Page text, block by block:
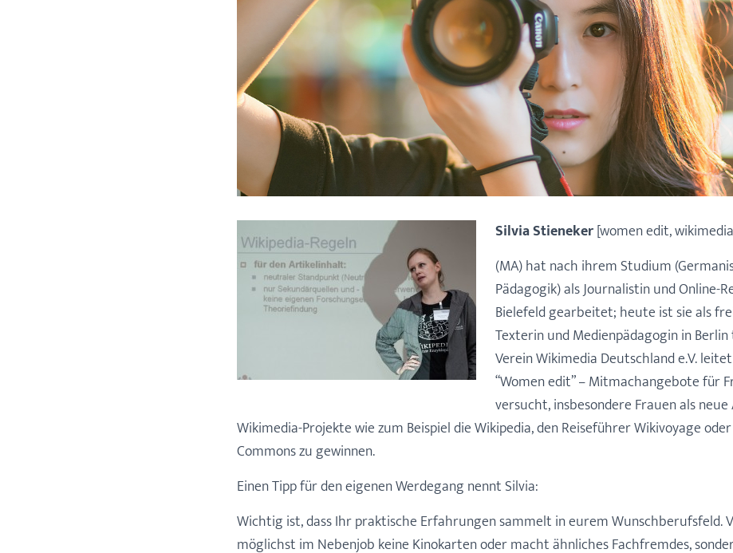
Silvia Stieneker[women edit,
(MA) hat nach ihrem Studium
Pädagogik) als Journalistin und Online-
Bielefeld gearbeitet; heute ist sie als
Texterin und Medienpädagogin in
Verein Wikimedia Deutschland e.V.
“Women edit” – Mitmachangebote für
versucht, insbesondere Frauen als
Wikimedia-Projekte wie zum Beispiel die Wikipedia, den Reiseführer Wikivoyage
Commons zu gewinnen.
Einen Tipp für den eigenen Werdegang nennt Silvia:
Wichtig ist, dass Ihr praktische Erfahrungen sammelt in eurem Wunschberufsfeld.
möglichst im Nebenjob keine Kinokarten oder macht ähnliches Fachfremdes,